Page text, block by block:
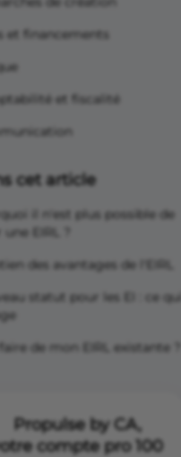
et financements
et fiscalité
cet article
il n'est plus possible de
une EIRL ?
des avantages de l'EIRL
statut pour les EI : ce qui
faire de mon EIRL existante ?
Propulse by CA,
compte pro 100